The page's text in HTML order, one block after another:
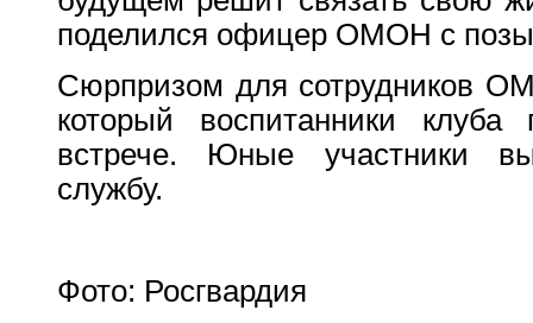
поделился офицер ОМОН с
Сюрпризом для сотрудников
который воспитанники клуба
встрече. Юные участники
службу.
Фото: Росгвардия